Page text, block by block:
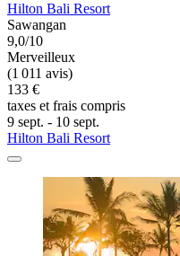
Hilton Bali Resort
Sawangan
9,0/10
Merveilleux
(1 011 avis)
133 €
taxes et frais compris
9 sept. - 10 sept.
Hilton Bali Resort